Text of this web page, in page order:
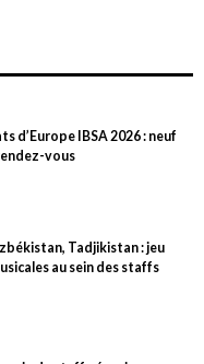
d’Europe IBSA 2026 : neuf
vous
Tadjikistan : jeu
au sein des staffs